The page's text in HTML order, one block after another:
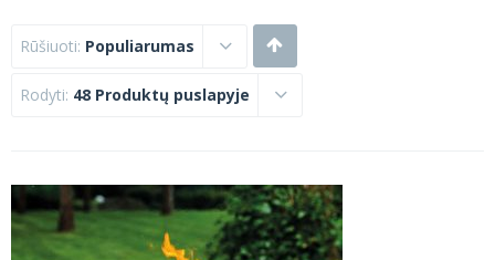
Rūšiuoti: Populiarumas
Rodyti: 48 Produktų puslapyje